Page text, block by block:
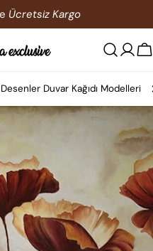
Ücretsiz Kargo
Duvar Kağıdı Modelleri